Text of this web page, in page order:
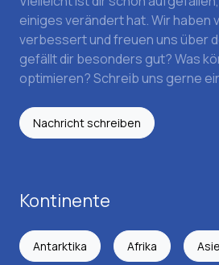
einiges verändert hat. Wir haben
verbessert und freuen uns über
gefällt dir besonders gut? Was
optimieren? Schreib uns gerne
Nachricht schreiben
Kontinente
Antarktika Afrika